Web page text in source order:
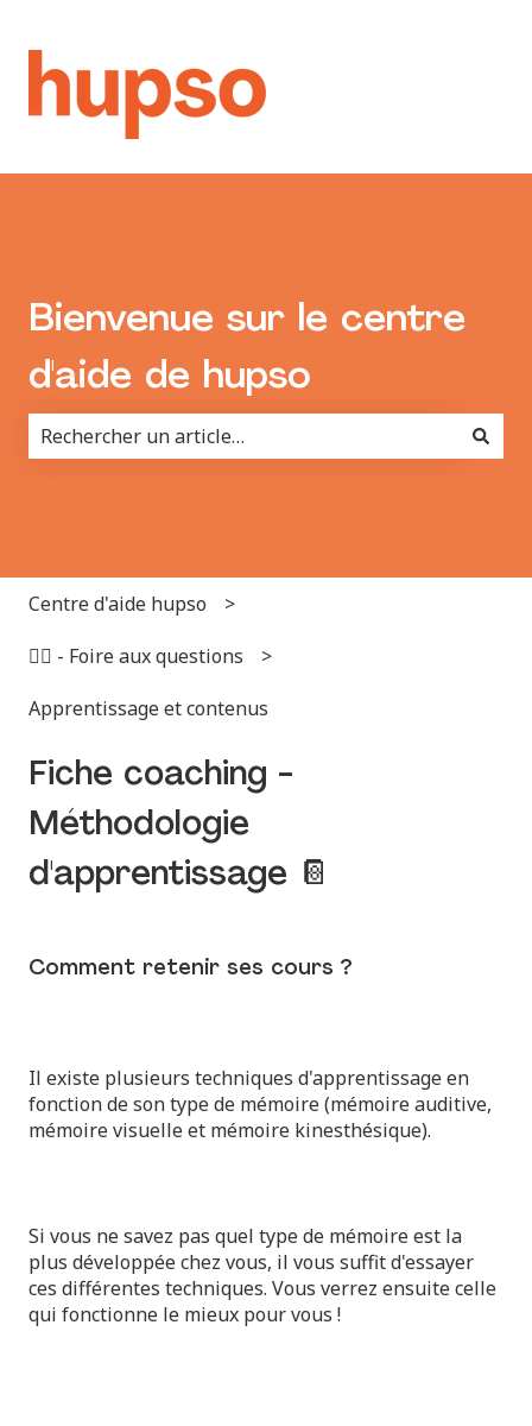
Bienvenue sur le centre
d'aide de hupso
Centre d'aide hupso
🙋‍♂️ - Foire aux questions
Apprentissage et contenus
Fiche coaching -
Méthodologie
d'apprentissage 📔
Comment retenir ses cours ?
Il existe plusieurs techniques d'apprentissage en
fonction de son type de mémoire (mémoire auditive,
mémoire visuelle et mémoire kinesthésique).
Si vous ne savez pas quel type de mémoire est la
plus développée chez vous, il vous suffit d'essayer
ces différentes techniques. Vous verrez ensuite celle
qui fonctionne le mieux pour vous !